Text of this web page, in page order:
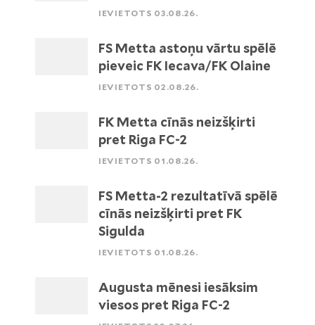
IEVIETOTS 03.08.26.
FS Metta astoņu vārtu spēlē
pieveic FK Iecava/FK Olaine
IEVIETOTS 02.08.26.
FK Metta cīnās neizšķirti
pret Riga FC-2
IEVIETOTS 01.08.26.
FS Metta-2 rezultatīvā spēlē
cīnās neizšķirti pret FK
Sigulda
IEVIETOTS 01.08.26.
Augusta mēnesi iesāksim
viesos pret Riga FC-2